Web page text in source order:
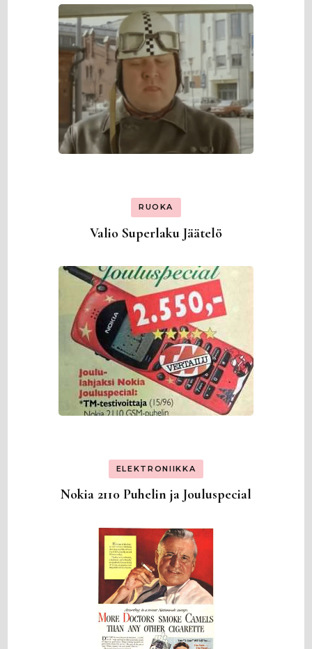
RUOKA
Valio Superlaku Jäätelö
ELEKTRONIIKKA
Nokia 2110 Puhelin ja Jouluspecial